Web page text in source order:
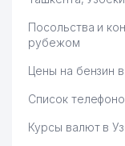
Посольства и
рубежом
Цены на бензин
Список
Курсы валют в